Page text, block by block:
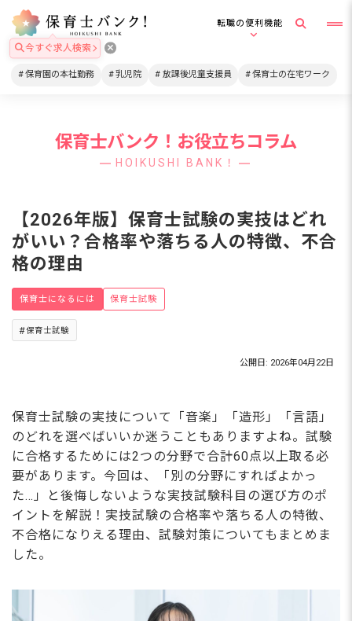
転職の便利機能
今すぐ求人検索
保育園の本社勤務 乳児院 放課後児童支援員 保育士の在宅ワーク
保育士バンク！お役立ちコラム
HOIKUSHI BANK！
【2026年版】保育士試験の実技はどれ
がいい？合格率や落ちる人の特徴、不合
格の理由
保育士になるには 保育士試験
保育士試験
公開日: 2026年04月22日
保育士試験の実技について「音楽」「造形」「言語」
のどれを選べばいいか迷うこともありますよね。試験
に合格するためには2つの分野で合計60点以上取る必
要があります。今回は、「別の分野にすればよかっ
た…」と後悔しないような実技試験科目の選び方のポ
イントを解説！実技試験の合格率や落ちる人の特徴、
不合格になりえる理由、試験対策についてもまとめま
した。